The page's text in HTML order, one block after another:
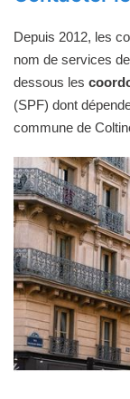
Depuis 2012, les
nom de services
dessous les
(SPF) dont
commune de